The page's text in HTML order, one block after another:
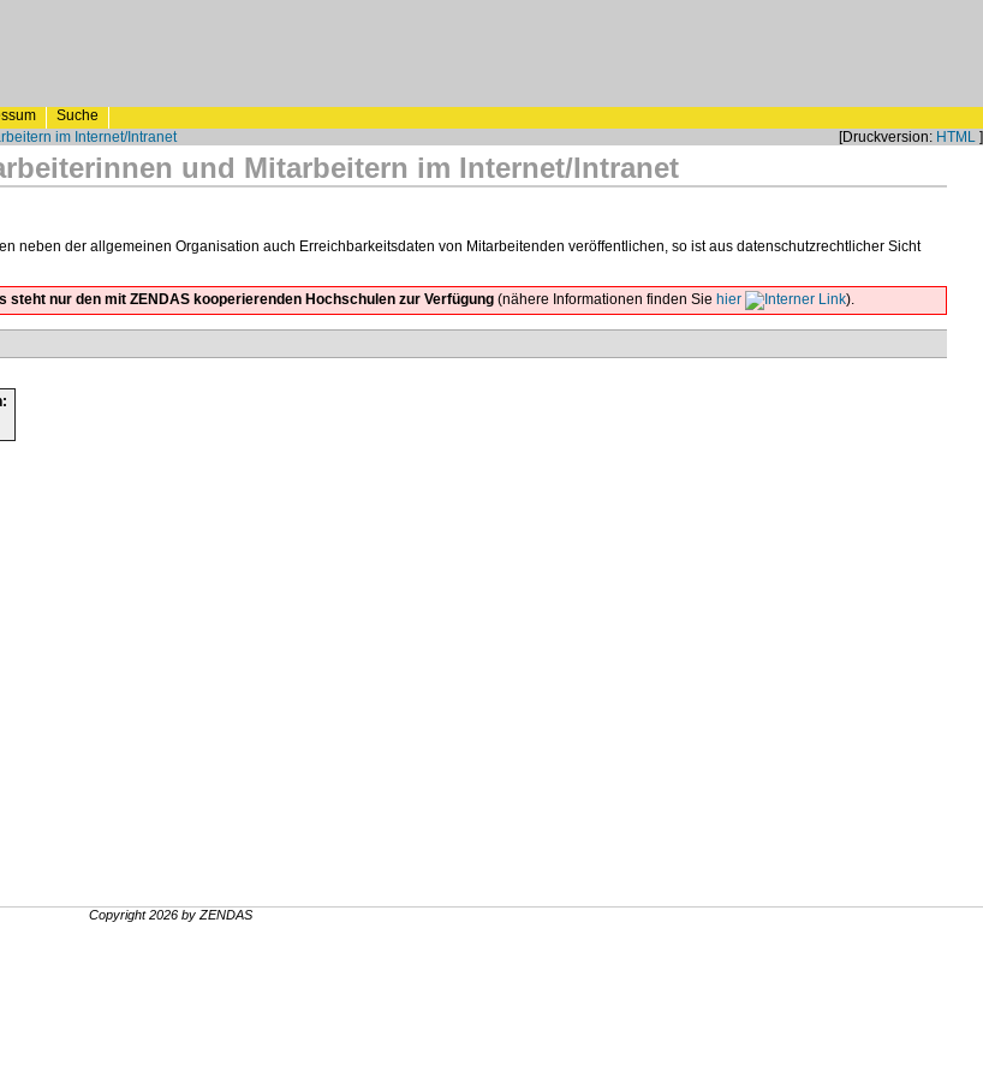
Suche
im Internet/Intranet [Druckversion: HTML ]
und Mitarbeitern im Internet/Intranet
neben der allgemeinen Organisation auch Erreichbarkeitsdaten von Mitarbeitenden veröffentlichen, so ist aus datenschutzrechtlicher Sicht
steht nur den mit ZENDAS kooperierenden Hochschulen zur Verfügung (nähere Informationen finden Sie hier ).
Copyright 2026 by ZENDAS